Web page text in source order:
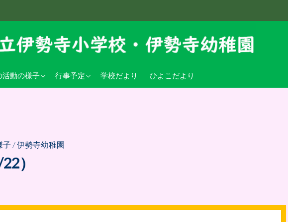
活動の様子
小学校
行事予定
小学校行事予定学校だより ひよこだより
子 /伊勢寺幼稚園
）